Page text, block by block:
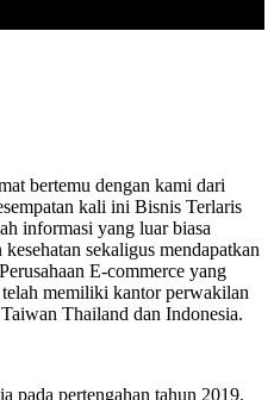
bertemu dengan kami dari
kali ini Bisnis Terlaris
informasi yang luar biasa
sekaligus mendapatkan
E-commerce yang
memiliki kantor perwakilan
Thailand dan Indonesia.
pada pertengahan tahun 2019.